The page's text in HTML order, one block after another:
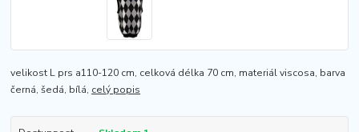
velikost L prs a110-120 cm, celková délka 70 cm, materiál viscosa, barva
černá, šedá, bílá, celý popis